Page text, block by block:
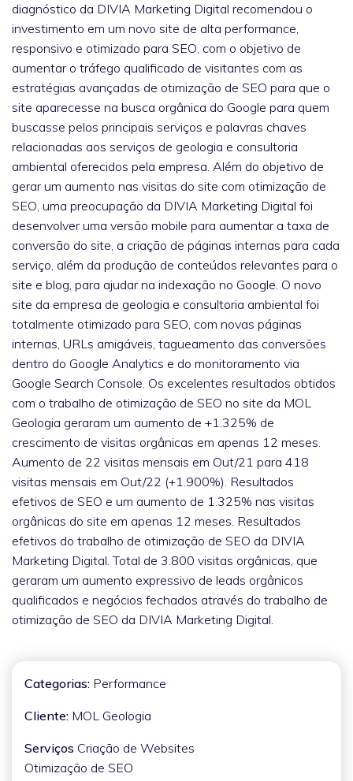
diagnóstico da DIVIA Marketing Digital recomendou o
investimento em um novo site de alta performance,
responsivo e otimizado para SEO, com o objetivo de
aumentar o tráfego qualificado de visitantes com as
estratégias avançadas de otimização de SEO para que o
site aparecesse na busca orgânica do Google para quem
buscasse pelos principais serviços e palavras chaves
relacionadas aos serviços de geologia e consultoria
ambiental oferecidos pela empresa. Além do objetivo de
gerar um aumento nas visitas do site com otimização de
SEO, uma preocupação da DIVIA Marketing Digital foi
desenvolver uma versão mobile para aumentar a taxa de
conversão do site, a criação de páginas internas para cada
serviço, além da produção de conteúdos relevantes para o
site e blog, para ajudar na indexação no Google. O novo
site da empresa de geologia e consultoria ambiental foi
totalmente otimizado para SEO, com novas páginas
internas, URLs amigáveis, tagueamento das conversões
dentro do Google Analytics e do monitoramento via
Google Search Console. Os excelentes resultados obtidos
com o trabalho de otimização de SEO no site da MOL
Geologia geraram um aumento de +1.325% de
crescimento de visitas orgânicas em apenas 12 meses.
Aumento de 22 visitas mensais em Out/21 para 418
visitas mensais em Out/22 (+1.900%). Resultados
efetivos de SEO e um aumento de 1.325% nas visitas
orgânicas do site em apenas 12 meses. Resultados
efetivos do trabalho de otimização de SEO da DIVIA
Marketing Digital. Total de 3.800 visitas orgânicas, que
geraram um aumento expressivo de leads orgânicos
qualificados e negócios fechados através do trabalho de
otimização de SEO da DIVIA Marketing Digital.
Categorias: Performance
Cliente: MOL Geologia
Serviços Criação de Websites
Otimização de SEO